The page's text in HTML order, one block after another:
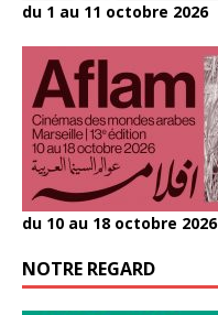
du 1 au 11 octobre 2026
du 10 au 18 octobre 2026
NOTRE REGARD